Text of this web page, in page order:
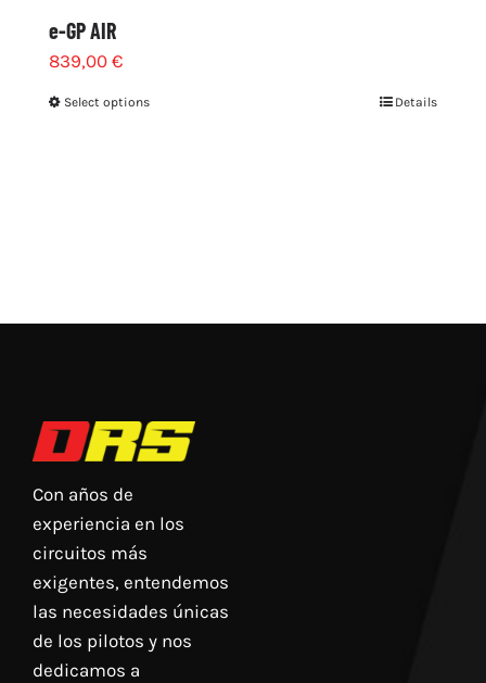
e-GP AIR
839,00 €
Select options Details
Con años de
experiencia en los
circuitos más
exigentes, entendemos
las necesidades únicas
de los pilotos y nos
dedicamos a